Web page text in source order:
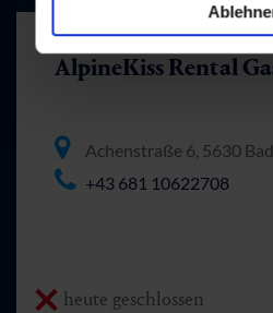
AlpineKiss Rental
Achenstraße 6, 5630
+43 681 10622708
heute geschlossen